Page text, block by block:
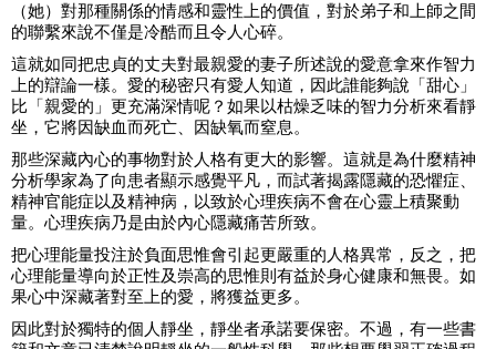
（她）對那種關係的情感和靈性上的價值，對於弟子和上師之間
的聯繫來說不僅是冷酷而且令人心碎。
這就如同把忠貞的丈夫對最親愛的妻子所述說的愛意拿來作智力
上的辯論一樣。愛的秘密只有愛人知道，因此誰能夠說「甜心」
比「親愛的」更充滿深情呢？如果以枯燥乏味的智力分析來看靜
坐，它將因缺血而死亡、因缺氧而窒息。
那些深藏內心的事物對於人格有更大的影響。這就是為什麼精神
分析學家為了向患者顯示感覺平凡，而試著揭露隱藏的恐懼症、
精神官能症以及精神病，以致於心理疾病不會在心靈上積聚動
量。心理疾病乃是由於內心隱藏痛苦所致。
把心理能量投注於負面思惟會引起更嚴重的人格異常，反之，把
心理能量導向於正性及崇高的思惟則有益於身心健康和無畏。如
果心中深藏著對至上的愛，將獲益更多。
因此對於獨特的個人靜坐，靜坐者承諾要保密。不過，有一些書